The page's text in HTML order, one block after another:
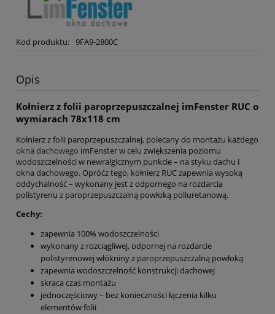
Kod produktu: 9FA9-2800C
Opis
Kołnierz z folii paroprzepuszczalnej imFenster RUC o
wymiarach 78x118 cm
Kołnierz z folii paroprzepuszczalnej, polecany do montażu każdego
okna dachowego imFenster w celu zwiększenia poziomu
wodoszczelności w newralgicznym punkcie – na styku dachu i
okna dachowego. Opróćz tego, kołnierz RUC zapewnia wysoką
oddychalność – wykonany jest z odpornego na rozdarcia
polistyrenu z paroprzepuszczalną powłoką poliuretanową.
Cechy:
zapewnia 100% wodoszczelności
wykonany z rozciągliwej, odpornej na rozdarcie
polistyrenowej włókniny z paroprzepuszczalną powłoką
zapewnia wodoszczelność konstrukcji dachowej
skraca czas montażu
jednoczęściowy – bez konieczności łączenia kilku
elementów folii